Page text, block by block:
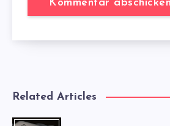
Related Articles